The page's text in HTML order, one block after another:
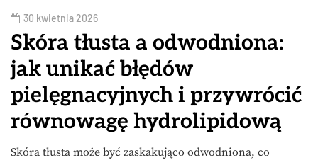
30 kwietnia 2026
Skóra tłusta a odwodniona:
jak unikać błędów
pielęgnacyjnych i przywrócić
równowagę hydrolipidową
Skóra tłusta może być zaskakująco odwodniona, co